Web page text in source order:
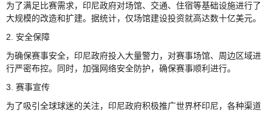
为了满足比赛需求，印尼政府对场馆、交通、住宿等基础设施进行了
大规模的改造和扩建。据统计，仅场馆建设投资就高达数十亿美元。
2. 安全保障
为确保赛事安全，印尼政府投入大量警力，对赛事场馆、周边区域进
行严密布控。同时，加强网络安全防护，确保赛事顺利进行。
3. 赛事宣传
为了吸引全球球迷的关注，印尼政府积极推广世界杯印尼，各种渠道